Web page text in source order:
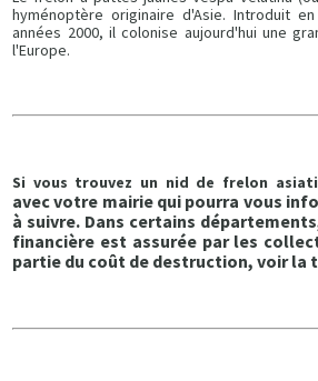
hyménoptère originaire d'Asie. Introduit
années 2000, il colonise aujourd'hui une
l'Europe.
Si vous trouvez un nid de frelon
avec votre mairie qui pourra vous
à suivre. Dans certains
financière est assurée par les
partie du coût de destruction, voir la